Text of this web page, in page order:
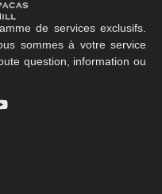
de services exclusifs.
sommes à votre service
question, information ou